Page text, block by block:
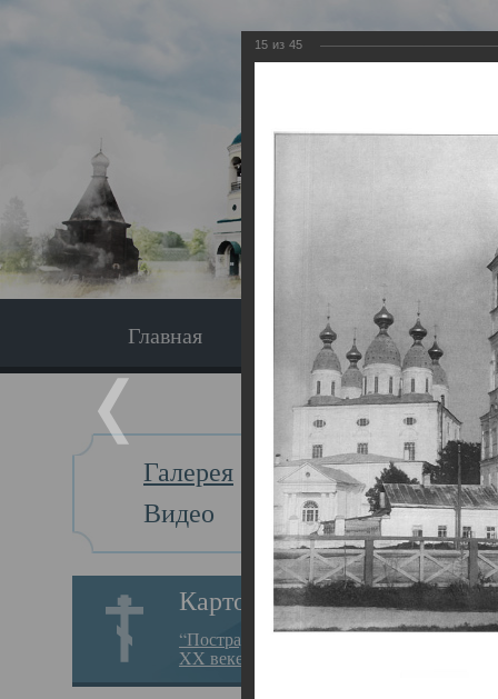
Главная Экскурсия
Галерея
Видео
Картотека
“Пострадавшие за веру в
XX веке на Севере”
Главная
15 из 45